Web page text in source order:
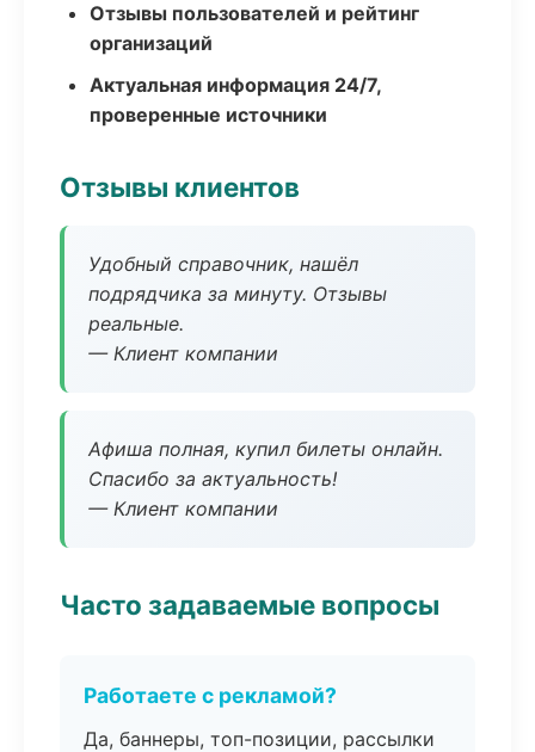
Отзывы пользователей и рейтинг
организаций
Актуальная информация 24/7,
проверенные источники
Отзывы клиентов
Удобный справочник, нашёл
подрядчика за минуту. Отзывы
реальные.
— Клиент компании
Афиша полная, купил билеты онлайн.
Спасибо за актуальность!
— Клиент компании
Часто задаваемые вопросы
Работаете с рекламой?
Да, баннеры, топ-позиции, рассылки